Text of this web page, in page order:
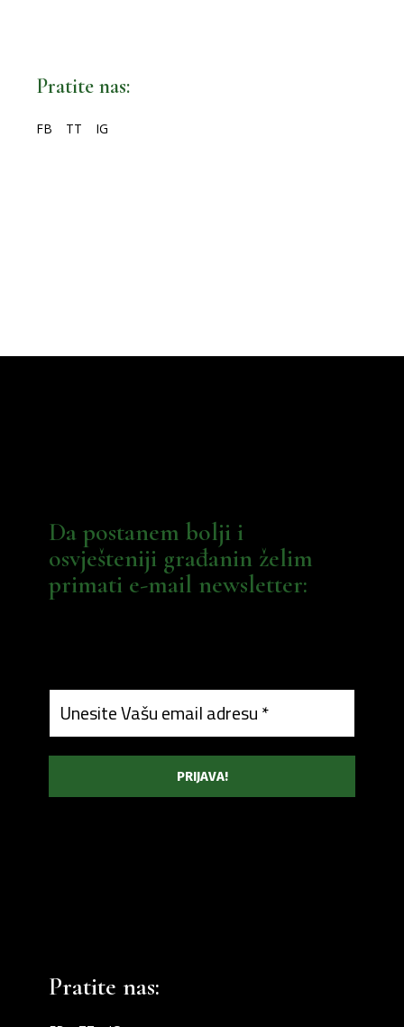
Pratite nas:
FB TT IG
Da postanem bolji i
osvješteniji građanin želim
primati e-mail newsletter:
Pratite nas: